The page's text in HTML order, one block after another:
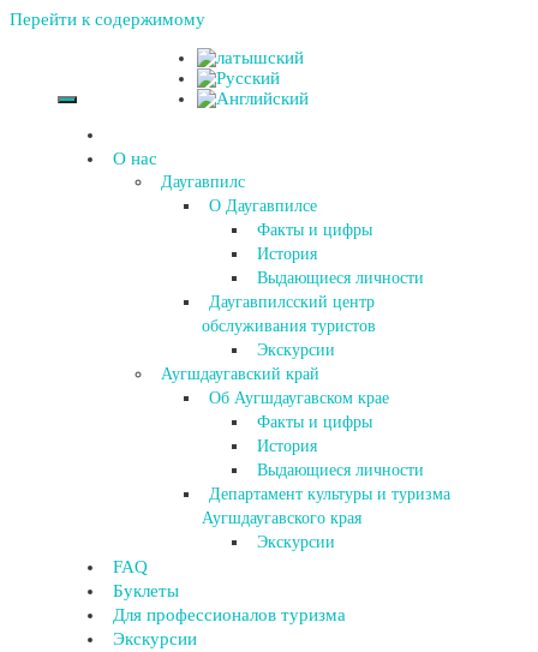
Перейти к содержимому
О нас
Даугавпилс
О Даугавпилсе
Факты и цифры
История
Выдающиеся личности
Даугавпилсский центр
обслуживания туристов
Экскурсии
Аугшдаугавский край
Об Аугшдаугавском крае
Факты и цифры
История
Выдающиеся личности
Департамент культуры и туризма
Аугшдаугавского края
Экскурсии
FAQ
Буклеты
Для профессионалов туризма
Экскурсии